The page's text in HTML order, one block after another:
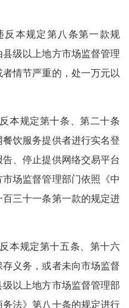
反本规定第八条第一款规
级以上地方市场监督管理
情节严重的，处一万元以
本规定第十条、第二十条
饮服务提供者进行实名登
、停止提供网络交易平台
场监督管理部门依照《中
三十一条第一款的规定进
本规定第十五条、第十六
义务，或者未向市场监督
以上地方市场监督管理部
法》第八十条的规定进行